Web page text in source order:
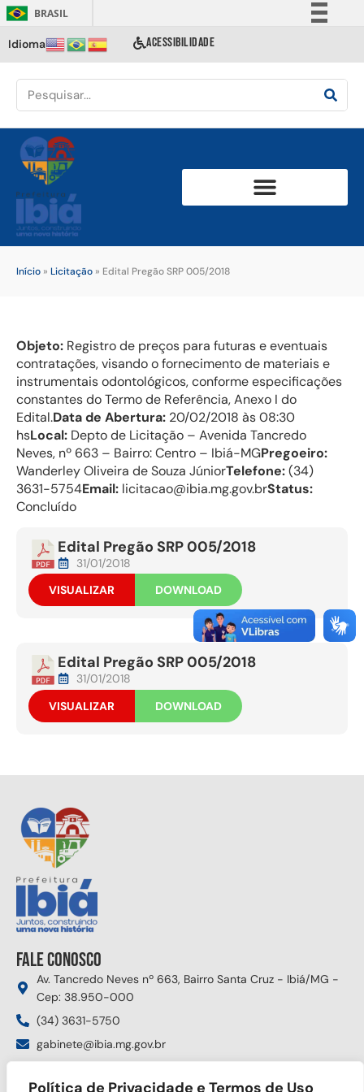
Política de Privacidade e Termos de Uso
BRASIL
Comunica BR
Acesso à informação
Idioma ACESSIBILIDADE
Início » Licitação » Edital Pregão SRP 005/2018
Objeto: Registro de preços para futuras e eventuais
contratações, visando o fornecimento de materiais e
instrumentais odontológicos, conforme especificações
constantes do Termo de Referência, Anexo I do
Edital.Data de Abertura: 20/02/2018 às 08:30
hsLocal: Depto de Licitação – Avenida Tancredo
Neves, nº 663 – Bairro: Centro – Ibiá-MGPregoeiro:
Wanderley Oliveira de Souza JúniorTelefone:(34)
3631-5754Email: licitacao@ibia.mg.gov.brStatus:
Concluído
Edital Pregão SRP 005/2018
31/01/2018
VISUALIZAR
DOWNLOAD
Edital Pregão SRP 005/2018
31/01/2018
VISUALIZAR
DOWNLOAD
Fale conosco
Av. Tancredo Neves nº 663, Bairro Santa Cruz - Ibiá/MG -
Cep: 38.950-000
(34) 3631-5750
gabinete@ibia.mg.gov.br